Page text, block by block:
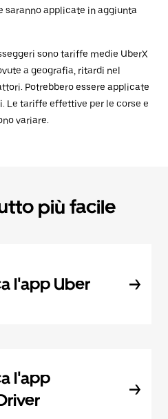
saranno applicate in aggiunta
sono tariffe medie UberX
a geografia, ritardi nel
Potrebbero essere applicate
Le tariffe effettive per le corse e
variare.
più facile
l'app Uber
l'app